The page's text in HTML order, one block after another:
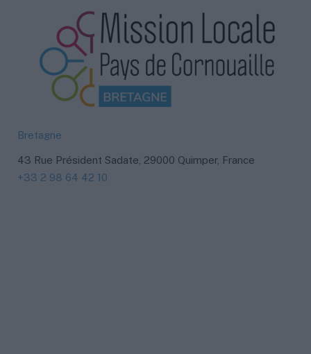
Bretagne
43 Rue Président Sadate, 29000 Quimper, France
+33 2 98 64 42 10